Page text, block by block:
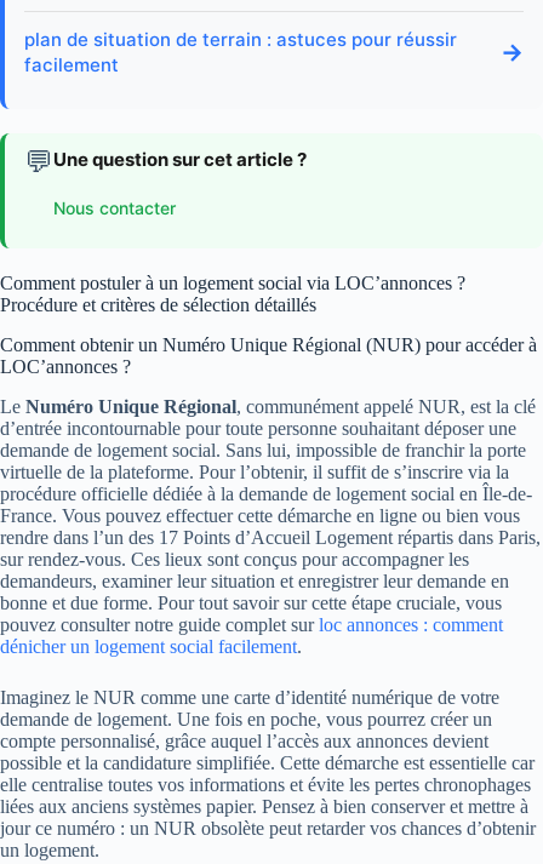
plan de situation de terrain : astuces pour réussir
facilement
→
💬 Une question sur cet article ?
Nous contacter
Comment postuler à un logement social via LOC’annonces ?
Procédure et critères de sélection détaillés
Comment obtenir un Numéro Unique Régional (NUR) pour accéder à
LOC’annonces ?
Le Numéro Unique Régional, communément appelé NUR, est la clé
d’entrée incontournable pour toute personne souhaitant déposer une
demande de logement social. Sans lui, impossible de franchir la porte
virtuelle de la plateforme. Pour l’obtenir, il suffit de s’inscrire via la
procédure officielle dédiée à la demande de logement social en Île-de-
France. Vous pouvez effectuer cette démarche en ligne ou bien vous
rendre dans l’un des 17 Points d’Accueil Logement répartis dans Paris,
sur rendez-vous. Ces lieux sont conçus pour accompagner les
demandeurs, examiner leur situation et enregistrer leur demande en
bonne et due forme. Pour tout savoir sur cette étape cruciale, vous
pouvez consulter notre guide complet surloc annonces : comment
dénicher un logement social facilement.
Imaginez le NUR comme une carte d’identité numérique de votre
demande de logement. Une fois en poche, vous pourrez créer un
compte personnalisé, grâce auquel l’accès aux annonces devient
possible et la candidature simplifiée. Cette démarche est essentielle car
elle centralise toutes vos informations et évite les pertes chronophages
liées aux anciens systèmes papier. Pensez à bien conserver et mettre à
jour ce numéro : un NUR obsolète peut retarder vos chances d’obtenir
un logement.